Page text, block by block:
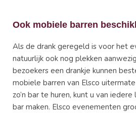
Ook mobiele barren
Als de drank geregeld is voor het
natuurlijk ook nog plekken
bezoekers een drankje kunnen
mobiele barren van Elsco
zo’n bar te huren, kunt u van
bar maken. Elsco evenementen